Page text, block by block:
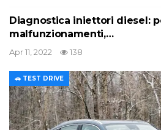
Diagnostica iniettori diesel:
malfunzionamenti,…
Apr 11, 2022 138
🚗 TEST DRIVE